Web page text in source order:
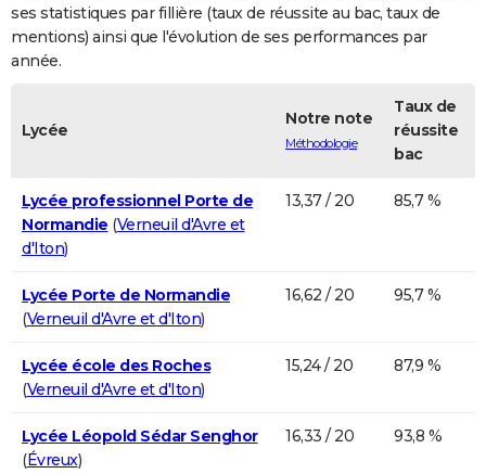
FORUM
Bricolage
Lifestyle
Culture
Sport
Auto
Television
Voyage
Cinema
ses statistiques par fillière (taux de réussite au bac, taux de
mentions) ainsi que l'évolution de ses performances par
année.
Lycée
Notre note
Méthodologie
Taux de
réussite
bac
Lycée professionnel Porte de
Normandie (Verneuil d'Avre et
d'Iton)
13,37 / 20 85,7 %
Lycée Porte de Normandie
(Verneuil d'Avre et d'Iton)
16,62 / 20 95,7 %
Lycée école des Roches
(Verneuil d'Avre et d'Iton)
15,24 / 20 87,9 %
Lycée Léopold Sédar Senghor
(Évreux)
16,33 / 20 93,8 %